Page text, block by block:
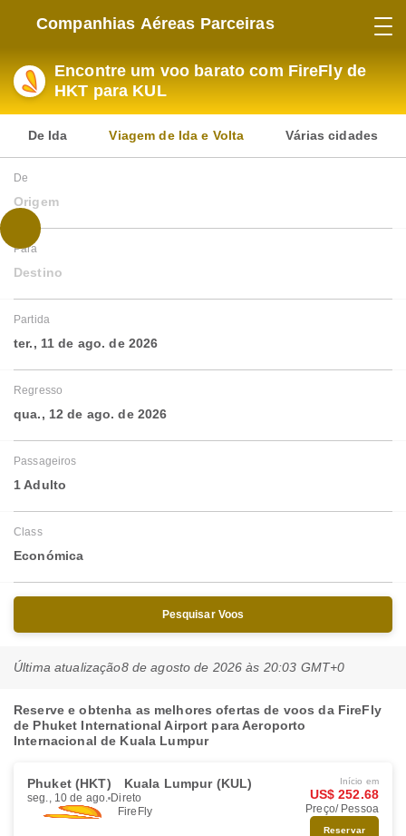
Companhias Aéreas Parceiras
Encontre um voo barato com FireFly de
HKT para KUL
De Ida Viagem de Ida e Volta Várias cidades
De
Origem
Para
Destino
Partida
ter., 11 de ago. de 2026
Regresso
qua., 12 de ago. de 2026
Passageiros
1 Adulto
Class
Económica
Pesquisar Voos
Última atualização8 de agosto de 2026 às 20:03 GMT+0
Reserve e obtenha as melhores ofertas de voos da FireFly
de Phuket International Airport para Aeroporto
Internacional de Kuala Lumpur
Phuket (HKT) Kuala Lumpur (KUL)
seg., 10 de ago. Direto
FireFly
Início em
US$ 252.68
Preço/ Pessoa
Reservar